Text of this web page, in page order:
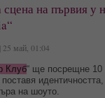
на първия у
25 май, 01:04
Клуб“ ще посрещне 10
на шоуто.